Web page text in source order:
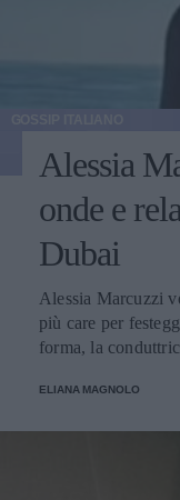
Alessia
onde e
Dubai
Alessia Marcuzzi
più care per
forma, la
rilassanti e cene
ELIANA MAGNOLO